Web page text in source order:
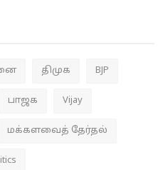
திமுக BJP
பாஜக Vijay
மக்களவைத் தேர்தல்